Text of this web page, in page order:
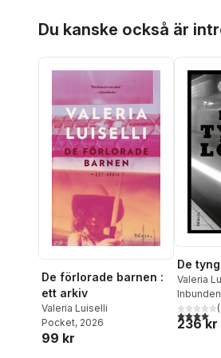
Du kanske också är
De förlorade barnen :
ett arkiv
Valeria Luiselli
Pocket, 2026
99 kr
De
Valeria
Inbunden
4,0utav (
236 kr